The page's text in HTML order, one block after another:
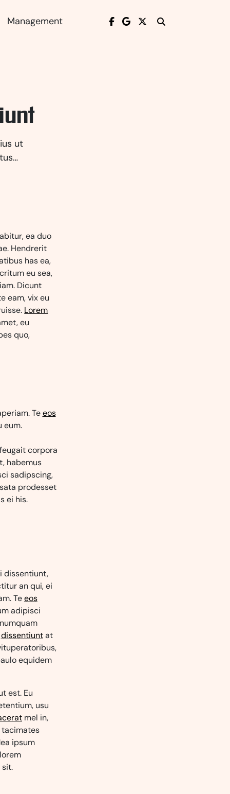
Management
ut
ea duo
Hendrerit
has ea,
eu sea,
Dicunt
eam, vix eu
Lorem
eu
quo,
Teeos
eum.
corpora
habemus
sadipscing,
prodesset
ei his.
dissentiunt,
an qui, ei
Teeos
adipisci
dissentiuntat
equidem
est. Eu
usu
mel in,
tacimates
ipsum